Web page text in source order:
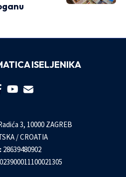
ISELJENIKA
3, 10000 ZAGREB
/ CROATIA
28639480902